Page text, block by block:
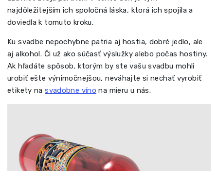
najdôležitejším ich spoločná láska, ktorá ich spojila a
doviedla k tomuto kroku.
Ku svadbe nepochybne patria aj hostia, dobré jedlo, ale
aj alkohol. Či už ako súčasť výslužky alebo počas hostiny.
Ak hľadáte spôsob, ktorým by ste vašu svadbu mohli
urobiť ešte výnimočnejšou, neváhajte si nechať vyrobiť
etikety nasvadobne víno na mieru u nás.